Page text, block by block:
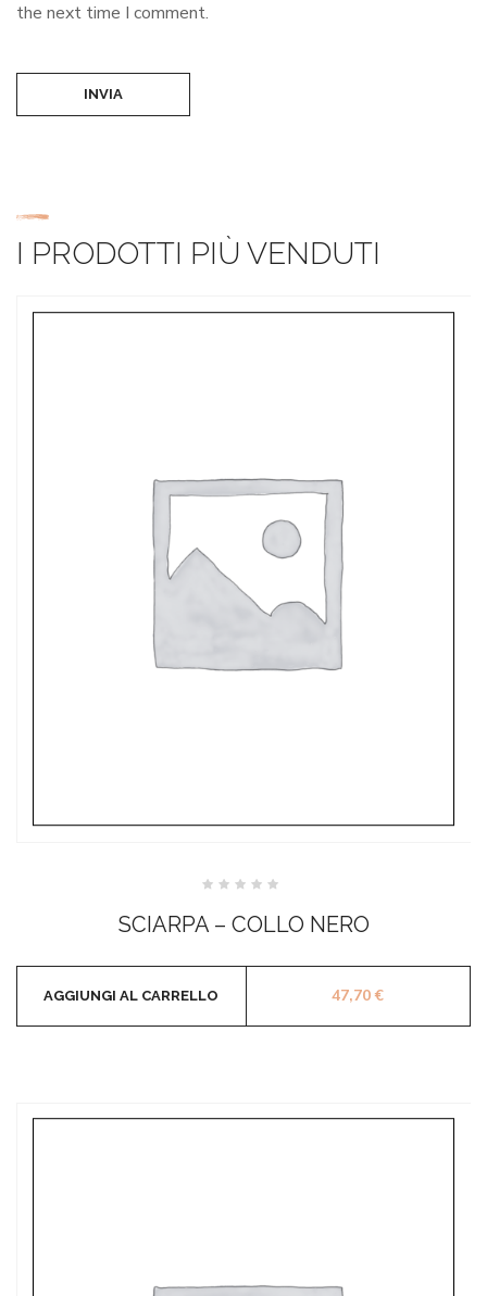
the next time I comment.
INVIA
I PRODOTTI PIÙ VENDUTI
su
5
SCIARPA – COLLO NERO
47,70€
AGGIUNGI AL CARRELLO